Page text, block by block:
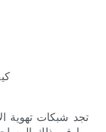
تجد شبكات تهوية